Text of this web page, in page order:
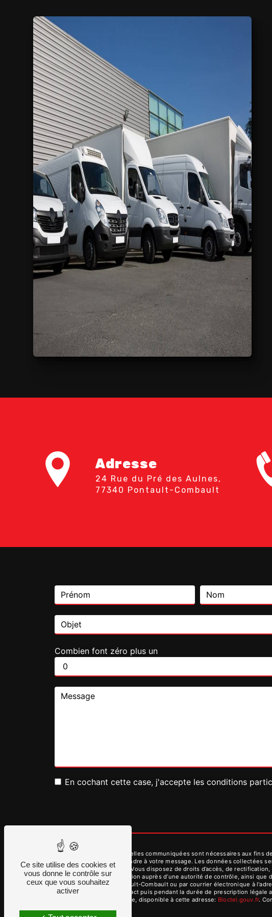
Adresse
24 Rue du Pré des Aulnes,
77340 Pontault-Combault
Combien font zéro plus un
En cochant cette case, j'accepte les conditions
** Les données personnelles communiquées sont nécessaires aux fins
dans le seul but de répondre à votre message. Les données collectées
contact@dmvservices.fr. Vous disposez de droits d’accès, de
d’introduire une réclamation auprès d’une autorité de contrôle, ainsi
des Aulnes, 77340 Pontault-Combault ou par courrier électronique à
période de prise de contact puis pendant la durée de prescription
démarchage téléphonique, disponible à cette adresse:
Bloctel.gouv.fr.
Ce site utilise des cookies et
vous donne le contrôle sur
ceux que vous souhaitez
activer